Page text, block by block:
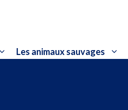
Les animaux sauvages